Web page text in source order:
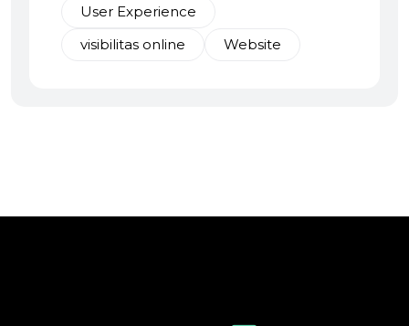
User Experience
visibilitas online
Website